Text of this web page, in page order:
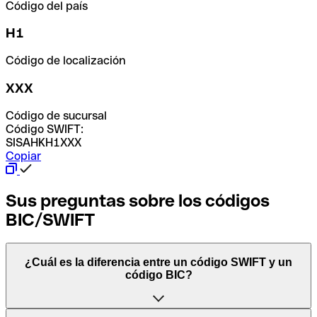
Código del país
H1
Código de localización
XXX
Código de sucursal
Código SWIFT:
SISAHKH1XXX
Copiar
Sus preguntas sobre los códigos
BIC/SWIFT
¿Cuál es la diferencia entre un código SWIFT y un
código BIC?